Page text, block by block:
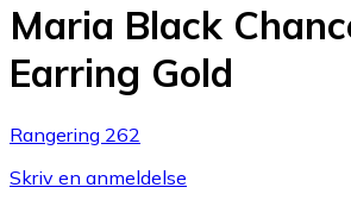
Maria Black
Earring Gold
Rangering 262
Skriv en anmeldelse